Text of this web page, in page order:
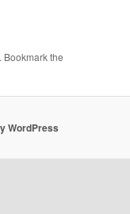
. Bookmark the
WordPress